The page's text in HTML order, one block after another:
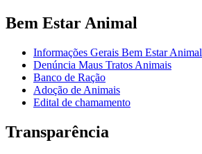
Bem Estar Animal
Informações Gerais Bem Estar Animal
Denúncia Maus Tratos Animais
Banco de Ração
Adoção de Animais
Edital de chamamento
Transparência